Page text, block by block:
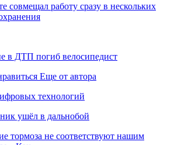
совмещал работу сразу в нескольких
в ДТП погиб велосипедист
Еще от автора
технологий
ушёл в дальнобой
тормоза не соответствуют нашим